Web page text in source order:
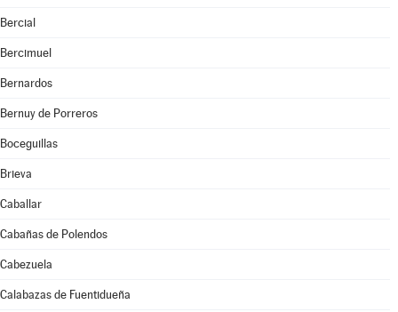
Bercial
Bercimuel
Bernardos
Bernuy de Porreros
Boceguillas
Brieva
Caballar
Cabañas de Polendos
Cabezuela
Calabazas de Fuentidueña